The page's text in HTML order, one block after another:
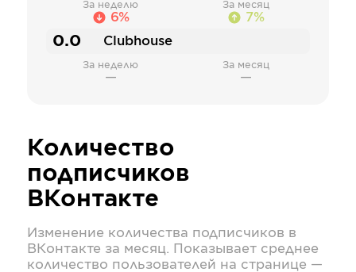
За неделю
6%
За месяц
7%
0.0 Clubhouse
За неделю
—
За месяц
—
Количество
подписчиков
ВКонтакте
Изменение количества подписчиков в
ВКонтакте за месяц. Показывает среднее
количество пользователей на странице —